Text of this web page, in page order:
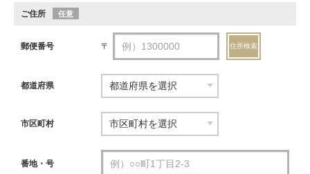
ご住所 任意
郵便番号 〒 住所検索
都道府県
市区町村
番地・号